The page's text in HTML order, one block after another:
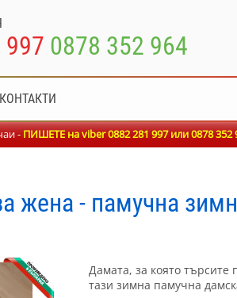
997 0878 352 964
КОНТАКТИ
-ПИШЕТЕ на viber 0882 281 997 или0878 352
жена - памучна
Дамата, за която търсите
тази зимна памучна